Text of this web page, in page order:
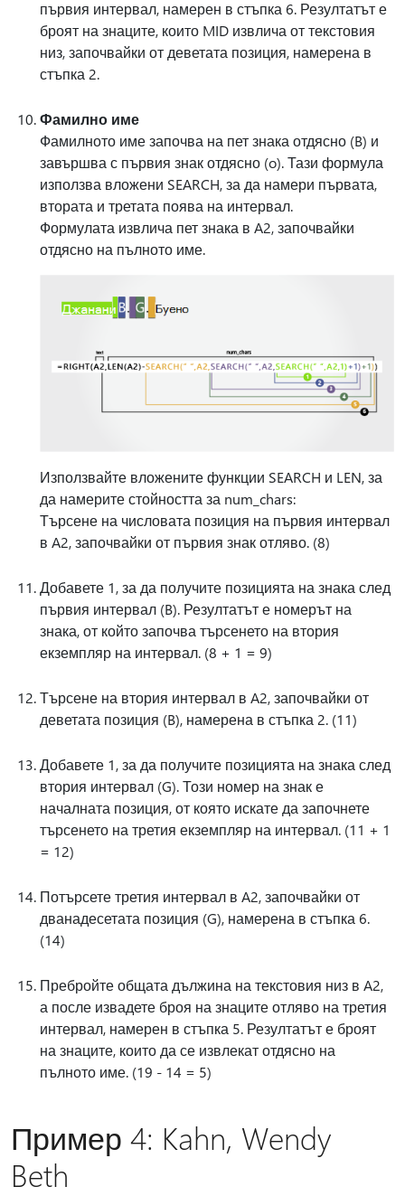
първия интервал, намерен в стъпка 6. Резултатът е
броят на знаците, които MID извлича от текстовия
низ, започвайки от деветата позиция, намерена в
стъпка 2.
Фамилно име
Фамилното име започва на пет знака отдясно (B) и
завършва с първия знак отдясно (o). Тази формула
използва вложени SEARCH, за да намери първата,
втората и третата поява на интервал.
Формулата извлича пет знака в A2, започвайки
отдясно на пълното име.
Използвайте вложените функции SEARCH и LEN, за
да намерите стойността за num_chars:
Търсене на числовата позиция на първия интервал
в A2, започвайки от първия знак отляво. (8)
Добавете 1, за да получите позицията на знака след
първия интервал (B). Резултатът е номерът на
знака, от който започва търсенето на втория
екземпляр на интервал. (8 + 1 = 9)
Търсене на втория интервал в A2, започвайки от
деветата позиция (B), намерена в стъпка 2. (11)
Добавете 1, за да получите позицията на знака след
втория интервал (G). Този номер на знак е
началната позиция, от която искате да започнете
търсенето на третия екземпляр на интервал. (11 + 1
= 12)
Потърсете третия интервал в A2, започвайки от
дванадесетата позиция (G), намерена в стъпка 6.
(14)
Пребройте общата дължина на текстовия низ в A2,
а после извадете броя на знаците отляво на третия
интервал, намерен в стъпка 5. Резултатът е броят
на знаците, които да се извлекат отдясно на
пълното име. (19 - 14 = 5)
Пример 4: Kahn, Wendy
Beth